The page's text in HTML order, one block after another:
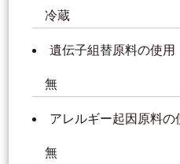
冷蔵
遺伝子組替原料の使用
無
アレルギー起因原料の
無